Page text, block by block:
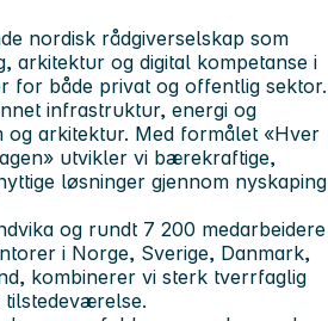
nordisk rådgiverselskap som
arkitektur og digital kompetanse i
for både privat og offentlig sektor.
infrastruktur, energi og
og arkitektur. Med formålet «Hver
utvikler vi bærekraftige,
løsninger gjennom nyskaping
og rundt 7 200 medarbeidere
i Norge, Sverige, Danmark,
kombinerer vi sterk tverrfaglig
tilstedeværelse.